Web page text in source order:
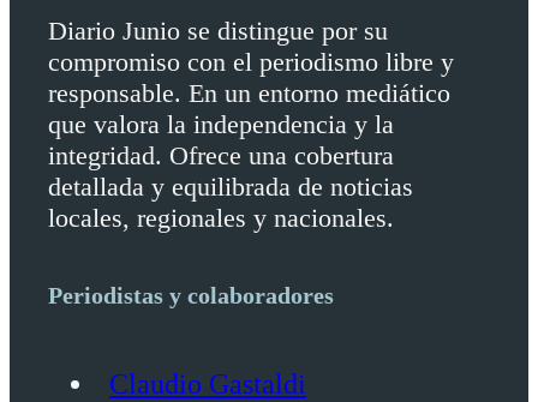
Diario Junio se distingue por su
compromiso con el periodismo libre y
responsable. En un entorno mediático
que valora la independencia y la
integridad. Ofrece una cobertura
detallada y equilibrada de noticias
locales, regionales y nacionales.
Periodistas y colaboradores
Claudio Gastaldi